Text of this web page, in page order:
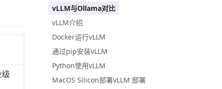
vLLM与Ollama对比
vLLM介绍
Docker运行vLLM
通过pip安装vLLM
Python使用vLLM
MacOS Silicon部署vLLM 部署